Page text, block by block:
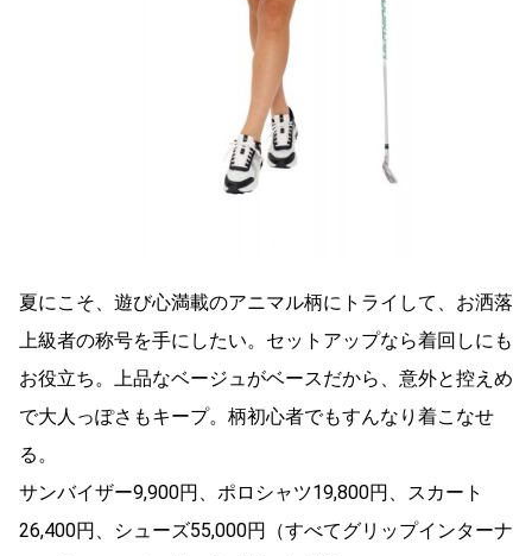
夏にこそ、遊び心満載のアニマル柄にトライして、お洒落
上級者の称号を手にしたい。セットアップなら着回しにも
お役立ち。上品なベージュがベースだから、意外と控えめ
で大人っぽさもキープ。柄初心者でもすんなり着こなせ
る。
サンバイザー9,900円、ポロシャツ19,800円、スカート
26,400円、シューズ55,000円（すべてグリップインターナ